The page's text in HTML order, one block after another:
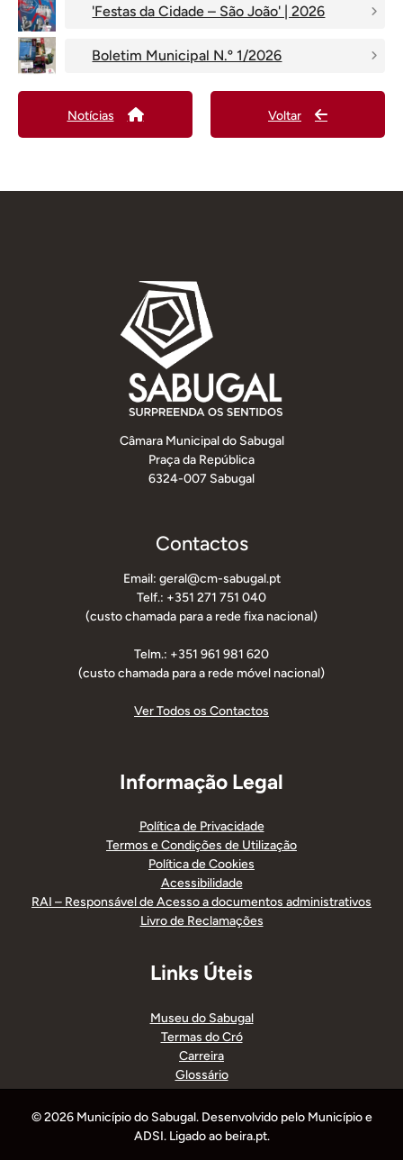
'Festas da Cidade – São João' | 2026
Boletim Municipal N.º 1/2026
Notícias Voltar
Câmara Municipal do Sabugal
Praça da República
6324-007 Sabugal
Contactos
Email: geral@cm-sabugal.pt
Telf.: +351 271 751 040
(custo chamada para a rede fixa nacional)
Telm.: +351 961 981 620
(custo chamada para a rede móvel nacional)
Ver Todos os Contactos
Informação Legal
Política de Privacidade
Termos e Condições de Utilização
Política de Cookies
Acessibilidade
RAI – Responsável de Acesso a documentos administrativos
Livro de Reclamações
Links Úteis
Museu do Sabugal
Termas do Cró
Carreira
Glossário
© 2026 Município do Sabugal. Desenvolvido pelo Município e
ADSI. Ligado ao beira.pt.